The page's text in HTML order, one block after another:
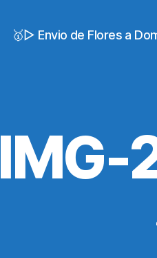
🥇▷ Envio de Flores a
IMG-